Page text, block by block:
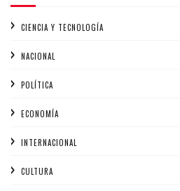
CIENCIA Y TECNOLOGÍA
NACIONAL
POLÍTICA
ECONOMÍA
INTERNACIONAL
CULTURA